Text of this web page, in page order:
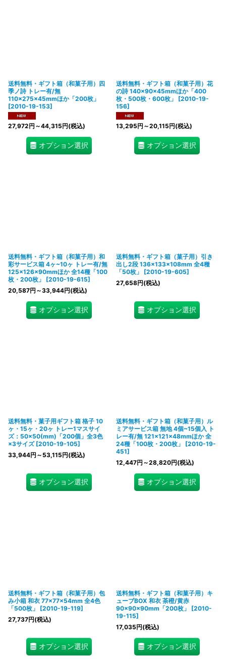
送料無料・ギフト箱（和菓子用）四
季ノ詩 トレー有/無
110×275×45mmほか「200枚」
[2010-19-153]
27,972円 ～44,315円(税込)
オプション選択
送料無料・ギフト箱（和菓子用）花
の詩 140×90×45mmほか「400
枚・500枚・600枚」
[2010-19-
156]
13,295円 ～20,115円(税込)
オプション選択
送料無料・ギフト箱（和菓子用）和
彩サービス箱 4ヶ~10ヶ トレー有/無
125×126×90mmほか 全14種「100
枚・200枚」
[2010-19-615]
20,587円 ～33,944円(税込)
オプション選択
送料無料・ギフト箱（菓子用）引き
出し2段 136×133×108mm 全4種
「50枚」
[2010-19-605]
27,658円(税込)
オプション選択
送料無料・菓子用ギフト箱 格子 10
ヶ・15ヶ・20ヶ トレー1マスサイ
ズ：50×50(mm)「200個」全3色
×3サイズ [2010-19-105]
33,944円 ～53,115円(税込)
オプション選択
送料無料・ギフト箱（和菓子用）ル
ミアサービス箱 無地 4個~15個入 ト
レー有/無 121×121×48mmほか 全
24種「100枚・200枚」
[2010-19-
451]
12,447円 ～28,820円(税込)
オプション選択
送料無料・ギフト箱（和菓子用）包
み小箱 和衣 77×77×54mm 全4色
「500枚」
[2010-19-119]
27,737円(税込)
オプション選択
送料無料・ギフト箱（和菓子用）キ
ューブBOX 和衣 茶橙/黄赤
90×90×90mm「200枚」
[2010-
19-115]
17,035円(税込)
オプション選択